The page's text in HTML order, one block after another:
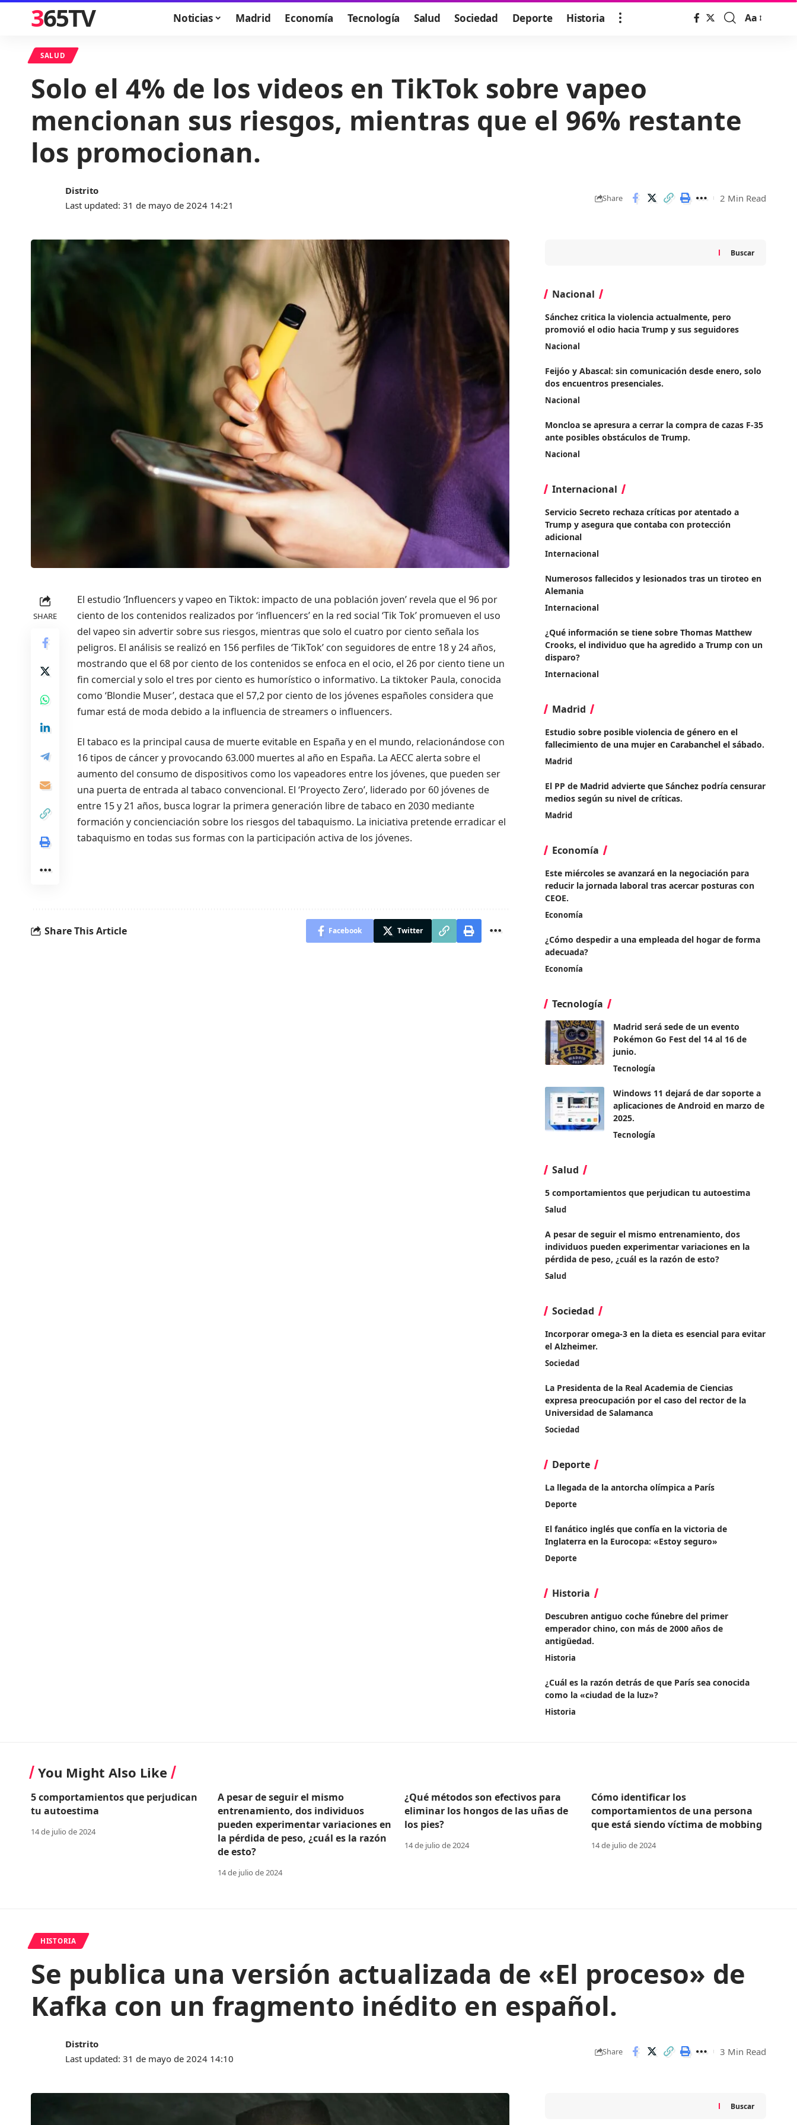
365TV Noticias Madrid Economía Tecnología Salud Sociedad Deporte Historia
Font
Aa
SALUD
Solo el 4% de los videos en TikTok sobre vapeo
mencionan sus riesgos, mientras que el 96% restante
los promocionan.
Last updated: 31 de mayo de 2024 14:21
Distrito
Share 2 Min Read
SHARE
El estudio ‘Influencers y vapeo en Tiktok: impacto de una población joven’ revela que el 96 por
ciento de los contenidos realizados por ‘influencers’ en la red social ‘Tik Tok’ promueven el uso
del vapeo sin advertir sobre sus riesgos, mientras que solo el cuatro por ciento señala los
peligros. El análisis se realizó en 156 perfiles de ‘TikTok’ con seguidores de entre 18 y 24 años,
mostrando que el 68 por ciento de los contenidos se enfoca en el ocio, el 26 por ciento tiene un
fin comercial y solo el tres por ciento es humorístico o informativo. La tiktoker Paula, conocida
como ‘Blondie Muser’, destaca que el 57,2 por ciento de los jóvenes españoles considera que
fumar está de moda debido a la influencia de streamers o influencers.
El tabaco es la principal causa de muerte evitable en España y en el mundo, relacionándose con
16 tipos de cáncer y provocando 63.000 muertes al año en España. La AECC alerta sobre el
aumento del consumo de dispositivos como los vapeadores entre los jóvenes, que pueden ser
una puerta de entrada al tabaco convencional. El ‘Proyecto Zero’, liderado por 60 jóvenes de
entre 15 y 21 años, busca lograr la primera generación libre de tabaco en 2030 mediante
formación y concienciación sobre los riesgos del tabaquismo. La iniciativa pretende erradicar el
tabaquismo en todas sus formas con la participación activa de los jóvenes.
Share This Article Facebook Twitter
Buscar
Nacional
Sánchez critica la violencia actualmente, pero
promovió el odio hacia Trump y sus seguidores
Nacional
Feijóo y Abascal: sin comunicación desde enero, solo
dos encuentros presenciales.
Nacional
Moncloa se apresura a cerrar la compra de cazas F-35
ante posibles obstáculos de Trump.
Nacional
Internacional
Servicio Secreto rechaza críticas por atentado a
Trump y asegura que contaba con protección
adicional
Internacional
Numerosos fallecidos y lesionados tras un tiroteo en
Alemania
Internacional
¿Qué información se tiene sobre Thomas Matthew
Crooks, el individuo que ha agredido a Trump con un
disparo?
Internacional
Madrid
Estudio sobre posible violencia de género en el
fallecimiento de una mujer en Carabanchel el sábado.
Madrid
El PP de Madrid advierte que Sánchez podría censurar
medios según su nivel de críticas.
Madrid
Economía
Este miércoles se avanzará en la negociación para
reducir la jornada laboral tras acercar posturas con
CEOE.
Economía
¿Cómo despedir a una empleada del hogar de forma
adecuada?
Economía
Tecnología
Madrid será sede de un evento
Pokémon Go Fest del 14 al 16 de
junio.
Tecnología
Windows 11 dejará de dar soporte a
aplicaciones de Android en marzo de
2025.
Tecnología
Salud
5 comportamientos que perjudican tu autoestima
Salud
A pesar de seguir el mismo entrenamiento, dos
individuos pueden experimentar variaciones en la
pérdida de peso, ¿cuál es la razón de esto?
Salud
Sociedad
Incorporar omega-3 en la dieta es esencial para evitar
el Alzheimer.
Sociedad
La Presidenta de la Real Academia de Ciencias
expresa preocupación por el caso del rector de la
Universidad de Salamanca
Sociedad
Deporte
La llegada de la antorcha olímpica a París
Deporte
El fanático inglés que confía en la victoria de
Inglaterra en la Eurocopa: «Estoy seguro»
Deporte
Historia
Descubren antiguo coche fúnebre del primer
emperador chino, con más de 2000 años de
antigüedad.
Historia
¿Cuál es la razón detrás de que París sea conocida
como la «ciudad de la luz»?
Historia
You Might Also Like
5 comportamientos que perjudican
tu autoestima
14 de julio de 2024
A pesar de seguir el mismo
entrenamiento, dos individuos
pueden experimentar variaciones en
la pérdida de peso, ¿cuál es la razón
de esto?
14 de julio de 2024
¿Qué métodos son efectivos para
eliminar los hongos de las uñas de
los pies?
14 de julio de 2024
Cómo identificar los
comportamientos de una persona
que está siendo víctima de mobbing
14 de julio de 2024
HISTORIA
Se publica una versión actualizada de «El proceso» de
Kafka con un fragmento inédito en español.
Last updated: 31 de mayo de 2024 14:10
Distrito
Share 3 Min Read
Buscar